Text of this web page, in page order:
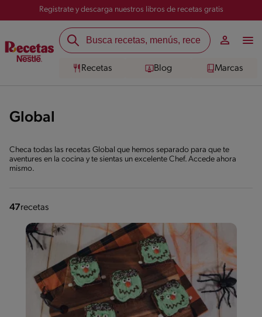
Registrate y descarga nuestros libros de recetas gratis
Recetas Blog Marcas
Global
Checa todas las recetas Global que hemos separado para que te
aventures en la cocina y te sientas un excelente Chef. Accede ahora
mismo.
47recetas